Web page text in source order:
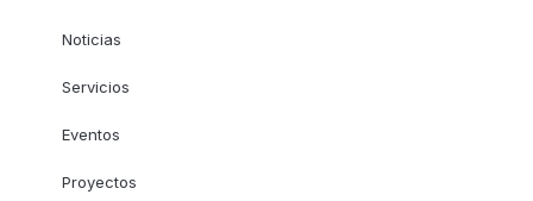
Noticias
Servicios
Eventos
Proyectos